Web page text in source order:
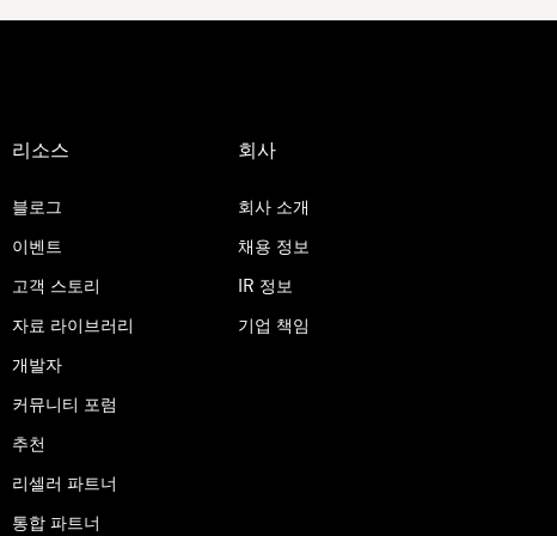
리소스
블로그
이벤트
고객 스토리
자료 라이브러리
개발자
커뮤니티 포럼
추천
리셀러 파트너
통합 파트너
회사
회사 소개
채용 정보
IR 정보
기업 책임